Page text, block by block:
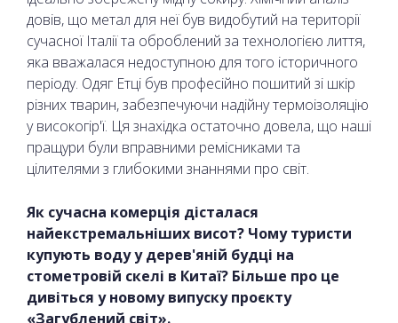
довів, що метал для неї був видобутий на території
сучасної Італії та оброблений за технологією лиття,
яка вважалася недоступною для того історичного
періоду. Одяг Етці був професійно пошитий зі шкір
різних тварин, забезпечуючи надійну термоізоляцію
у високогір'ї. Ця знахідка остаточно довела, що наші
пращури були вправними ремісниками та
цілителями з глибокими знаннями про світ.
Як сучасна комерція дісталася
найекстремальніших висот? Чому туристи
купують воду у дерев'яній будці на
стометровій скелі в Китаї? Більше про це
дивіться у новому випуску проєкту
«Загублений світ».